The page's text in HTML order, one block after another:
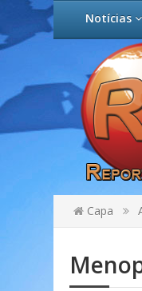
Notícias
Capa